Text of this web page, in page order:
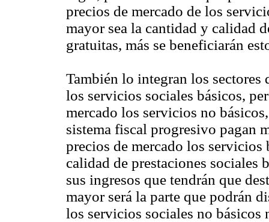
precios de mercado de los
mayor sea la cantidad y calidad
gratuitas, más se beneficiarán
También lo integran los sectores
los servicios sociales básicos,
mercado los servicios no
sistema fiscal progresivo pagan
precios de mercado los
calidad de prestaciones sociales
sus ingresos que tendrán que
mayor será la parte que podrán
los servicios sociales no básicos